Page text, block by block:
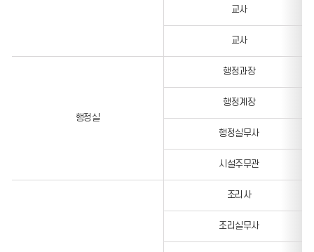
교사
교사
행정실
행정과장
행정계장
행정실무사
시설주무관
조리사
조리실무사